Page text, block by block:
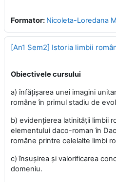
Formator: Nicoleta-Loredana
[An1 Sem2] Istoria limbii
Obiectivele cursului
a) înfăţişarea unei imagini
române în primul stadiu de
b) evidenţierea latinităţii limbii
elementului daco-roman în
române printre celelalte limbi
c) însuşirea şi valorificarea
domeniu.